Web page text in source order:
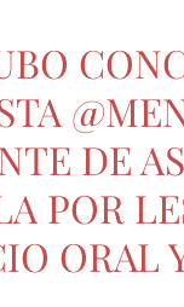
DE
POR
ORAL